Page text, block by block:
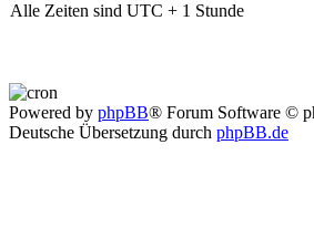
Alle Zeiten sind UTC + 1 Stunde
Powered by phpBB® Forum Software ©
Deutsche Übersetzung durch phpBB.de